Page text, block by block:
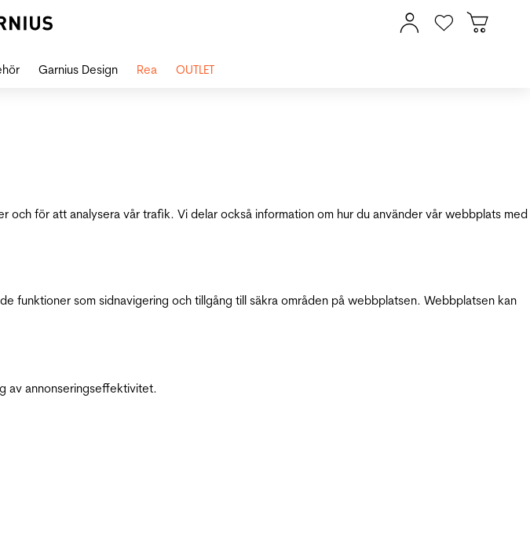
för att analysera vår trafik. Vi delar också information om hur du använder vår webbplats med
funktioner som sidnavigering och tillgång till säkra områden på webbplatsen. Webbplatsen kan
av annonseringseffektivitet.
Garnius Design Rea OUTLET